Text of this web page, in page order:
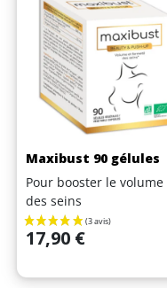
Maxibust 90 gélules
Pour booster le volume
des seins
Prix
17,90 €